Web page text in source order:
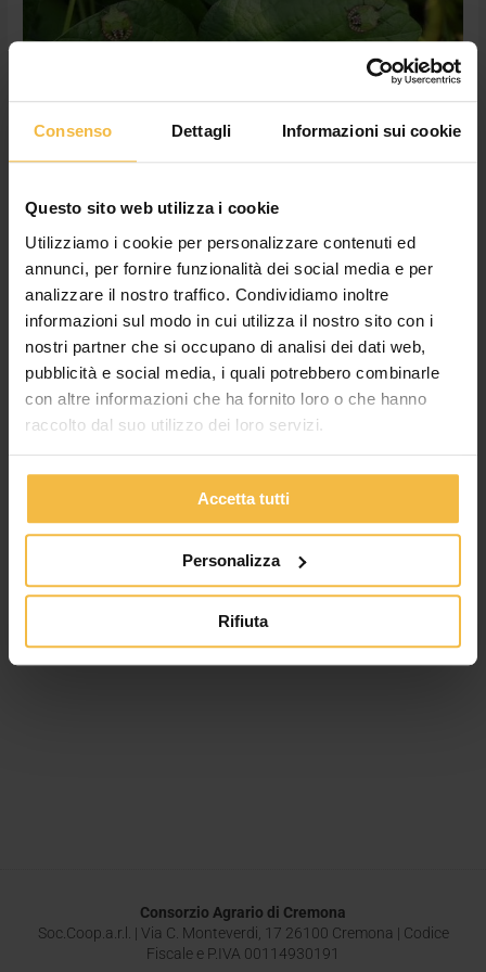
Consenso Dettagli Informazioni sui cookie
Questo sito web utilizza i cookie
Utilizziamo i cookie per personalizzare contenuti ed
annunci, per fornire funzionalità dei social media e per
analizzare il nostro traffico. Condividiamo inoltre
informazioni sul modo in cui utilizza il nostro sito con i
nostri partner che si occupano di analisi dei dati web,
pubblicità e social media, i quali potrebbero combinarle
con altre informazioni che ha fornito loro o che hanno
raccolto dal suo utilizzo dei loro servizi.
Accetta tutti
Personalizza
Rifiuta
Azioni di contrasto alla cimice
asiatica
Lascia un commento /News/Cossetto Giulia
specie vegetali colpite da questo insetto, c’è anche la soia,
coltura molto diffusa nel nostro territorio.Il danno sulla soia è
punti, causando la cattiva formazione degli stessi con un
logico forte calo produttivo e qualitativo. In […]
Consorzio Agrario di Cremona
Soc.Coop.a.r.l. | Via C. Monteverdi, 17 26100 Cremona | Codice
Fiscale e P.IVA 00114930191